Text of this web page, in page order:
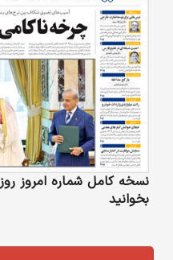
نسخه کامل شماره امروز
بخوانید